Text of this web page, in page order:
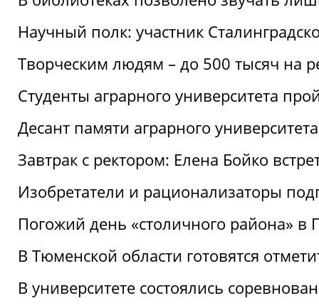
Научный полк: участник
Творческим людям – до 500 тысяч на
Студенты аграрного университета
Десант памяти аграрного
Завтрак с ректором: Елена Бойко
Изобретатели и рационализаторы
Погожий день «столичного района» в
В Тюменской области готовятся
В университете состоялись